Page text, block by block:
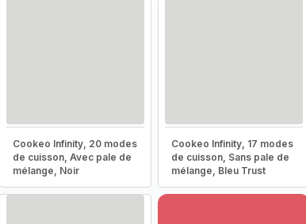
Cookeo Infinity, 20 modes
de cuisson, Avec pale de
mélange, Noir
Cookeo Infinity, 17 modes
de cuisson, Sans pale de
mélange, Bleu Trust